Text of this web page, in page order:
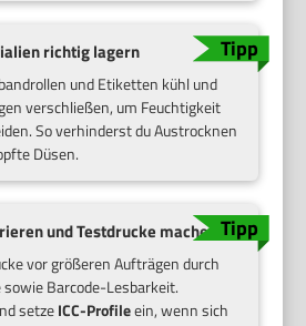
richtig lagern
und Etiketten kühl und
verschließen, um Feuchtigkeit
So verhinderst du Austrocknen
Düsen.
und Testdrucke machen
vor größeren Aufträgen durch
Barcode-Lesbarkeit.
setzeICC-Profileein, wenn sich